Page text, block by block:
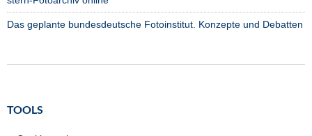
Das geplante bundesdeutsche Fotoinstitut. Konzepte und Debatten
TOOLS